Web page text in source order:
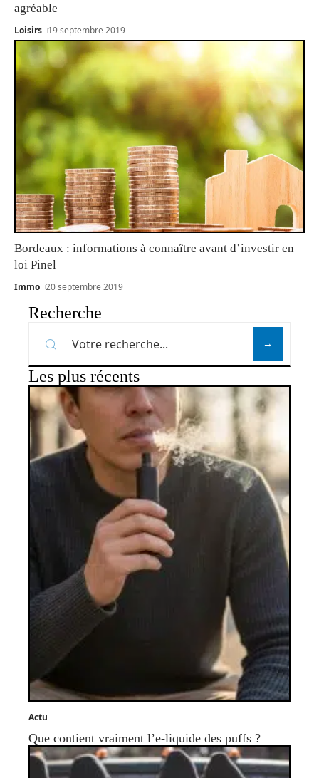
agréable
Loisirs 19 septembre 2019
Bordeaux : informations à connaître avant d’investir en
loi Pinel
Immo 20 septembre 2019
Recherche
Les plus récents
Actu
Que contient vraiment l’e-liquide des puffs ?